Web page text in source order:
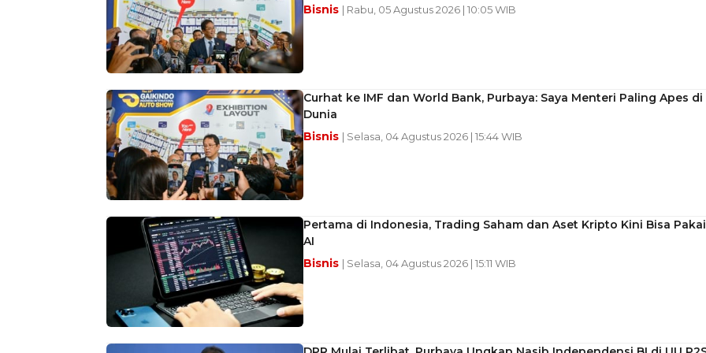
Bisnis | Rabu, 05 Agustus 2026 | 10:05 WIB
Curhat ke IMF dan World Bank, Purbaya: Saya Menteri Paling Apes di
Dunia
Bisnis | Selasa, 04 Agustus 2026 | 15:44 WIB
Pertama di Indonesia, Trading Saham dan Aset Kripto Kini Bisa Pakai
AI
Bisnis | Selasa, 04 Agustus 2026 | 15:11 WIB